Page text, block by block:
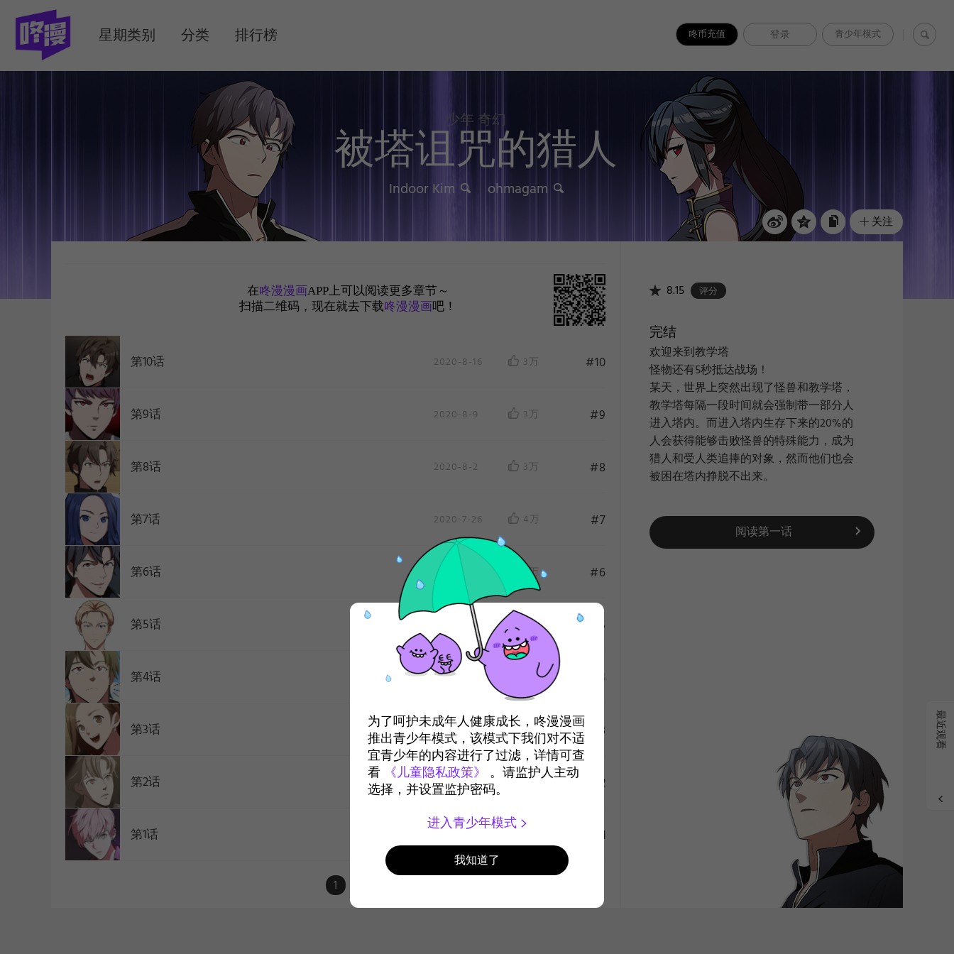
咚币充值 登录 青少年模式
星期类别 分类 排行榜
少年 奇幻
被塔诅咒的猎人
Indoor Kim
作
ohmagam
关注
在咚漫漫画APP上可以阅读更多章节～
扫描二维码，现在就去下载咚漫漫画吧！
第10话 2020-8-16 3万 #10
第9话 2020-8-9
like
3万 #9
第8话 2020-8-2
like
3万 #8
第7话 2020-7-26 4万 #7
第6话 2020-7-19 4万 #6
第5话 2020-7-12 4万 #5
第4话 2020-7-5 4万 #4
第3话 2020-6-28 4万 #3
第2话 2020-6-28 4万 #2
第1话 #1
1
8.15 评分
完结
欢迎来到教学塔
怪物还有5秒抵达战场！
某天，世界上突然出现了怪兽和教学塔，
教学塔每隔一段时间就会强制带一部分人
进入塔内。而进入塔内生存下来的20%的
人会获得能够击败怪兽的特殊能力，成为
猎人和受人类追捧的对象，然而他们也会
被困在塔内挣脱不出来。
阅读第一话
为了呵护未成年人健康成长，咚漫漫画
推出青少年模式，该模式下我们对不适
宜青少年的内容进行了过滤，详情可查
看
《儿童隐私政策》
。请监护人主动
选择，并设置监护密码。
进入青少年模式
我知道了
最近观看